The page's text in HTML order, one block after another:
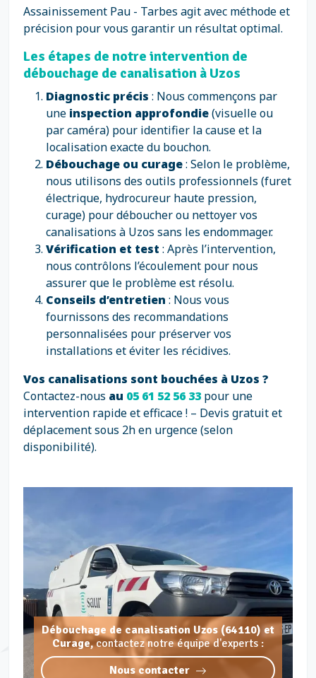
Assainissement Pau - Tarbes agit avec méthode et
précision pour vous garantir un résultat optimal.
Les étapes de notre intervention de
débouchage de canalisation à Uzos
Diagnostic précis : Nous commençons par
une inspection approfondie(visuelle ou
par caméra) pour identifier la cause et la
localisation exacte du bouchon.
Débouchage ou curage: Selon le problème,
nous utilisons des outils professionnels (furet
électrique, hydrocureur haute pression,
curage) pour déboucher ou nettoyer vos
canalisations à Uzos sans les endommager.
Vérification et test : Après l’intervention,
nous contrôlons l’écoulement pour nous
assurer que le problème est résolu.
Conseils d’entretien : Nous vous
fournissons des recommandations
personnalisées pour préserver vos
installations et éviter les récidives.
Vos canalisations sont bouchées à Uzos ?
Contactez-nous au 05 61 52 56 33 pour une
intervention rapide et efficace ! – Devis gratuit et
déplacement sous 2h en urgence (selon
disponibilité).
Débouchage de canalisation Uzos (64110) et
Curage,contactez notre équipe d'experts :
Nous contacter